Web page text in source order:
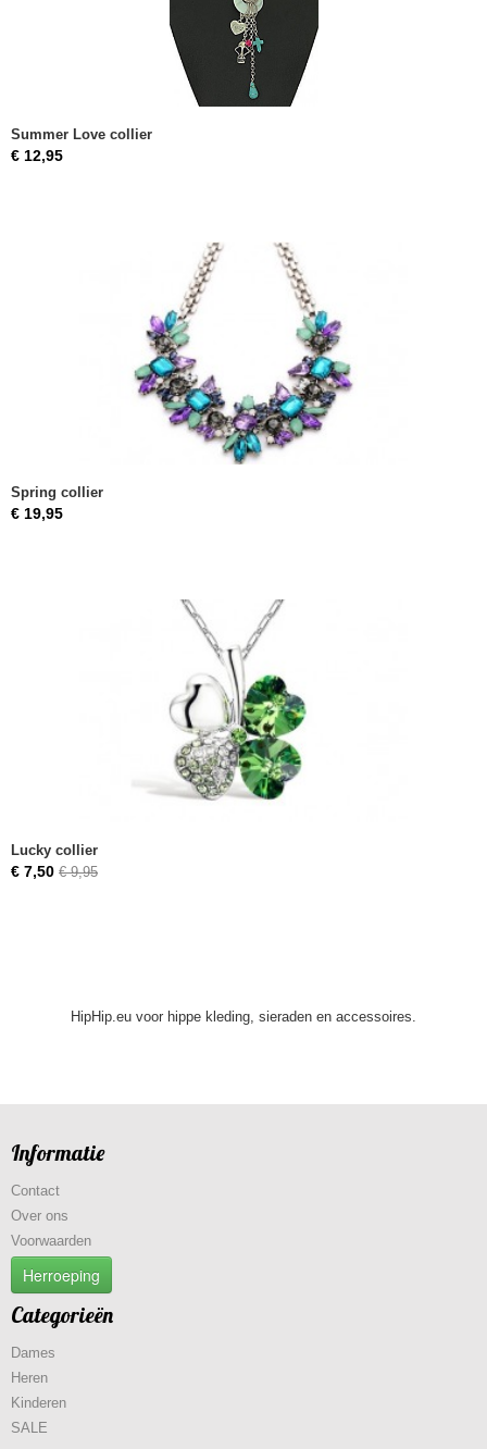
Summer Love collier
€ 12,95
Spring collier
€ 19,95
Lucky collier
€ 7,50 € 9,95
HipHip.eu voor hippe kleding, sieraden en accessoires.
Informatie
Contact
Over ons
Voorwaarden
Herroeping
Categorieën
Dames
Heren
Kinderen
SALE